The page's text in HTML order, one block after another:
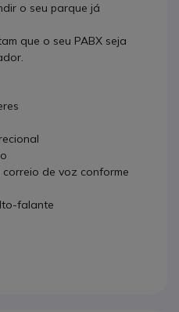
o seu parque já
que o seu PABX seja
de voz conforme
falante